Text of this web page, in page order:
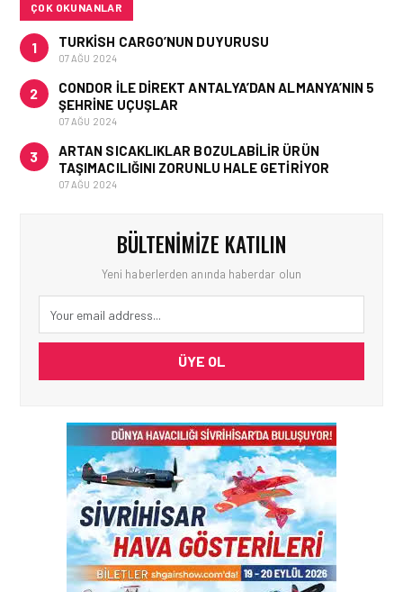
ÇOK OKUNANLAR
1 TURKISH CARGO’NUN DUYURUSU
07 AĞU 2024
2
CONDOR ILE DIREKT ANTALYA’DAN ALMANYA’NIN 5
ŞEHRINE UÇUŞLAR
07 AĞU 2024
3
ARTAN SICAKLIKLAR BOZULABILIR ÜRÜN
TAŞIMACILIĞINI ZORUNLU HALE GETIRIYOR
07 AĞU 2024
BÜLTENIMIZE KATILIN
Yeni haberlerden anında haberdar olun
ÜYE OL